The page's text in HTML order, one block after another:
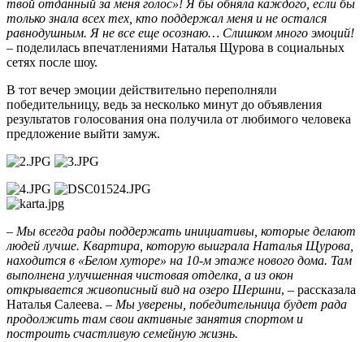
твой отданный за меня голос»! Я бы обняла каждого, если бы
только знала всех тех, кто поддержал меня и не остался
равнодушным. Я не все еще осознаю… Слишком много эмоций!
– поделилась впечатлениями Наталья Щурова в социальных
сетях после шоу.
В тот вечер эмоции действительно переполняли
победительницу, ведь за несколько минут до объявления
результатов голосования она получила от любимого человека
предложение выйти замуж.
– Мы всегда рады поддержать инициативы, которые делают
людей лучше. Квартира, которую выиграла Наталья Щурова,
находится в «Белом хуторе» на 10-м этаже нового дома. Там
выполнена улучшенная чистовая отделка, а из окон
открывается живописный вид на озеро Шершни, – рассказала
Наталья Салеева. – Мы уверены, победительница будет рада
продолжить там свои активные занятия спортом и
построить счастливую семейную жизнь.